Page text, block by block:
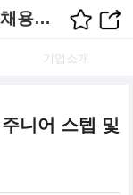
비비안웨스트우드/신세계본점 채용정보
기업소개
니어 스텝 및